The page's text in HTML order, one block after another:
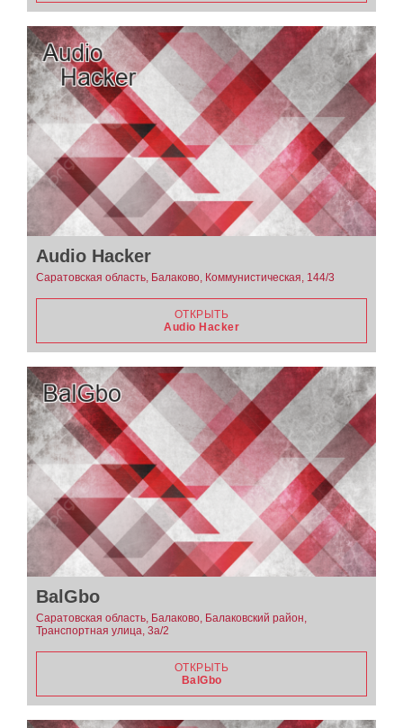
Audio Hacker
Саратовская область, Балаково, Коммунистическая, 144/3
ОТКРЫТЬ
Audio Hacker
BalGbo
Саратовская область, Балаково, Балаковский район,
Транспортная улица, 3а/2
ОТКРЫТЬ
BalGbo